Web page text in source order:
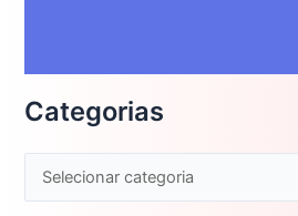
Categorias